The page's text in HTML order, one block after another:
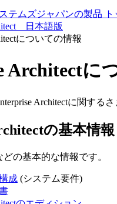
テムズジャパンの製品 ト
日本語版
についての情報
Architectに
Architectに関する
の基本情報
の基本的な情報です。
成 (システム要件)